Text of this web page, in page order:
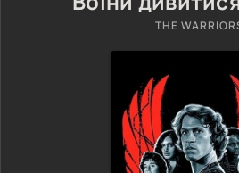
THE